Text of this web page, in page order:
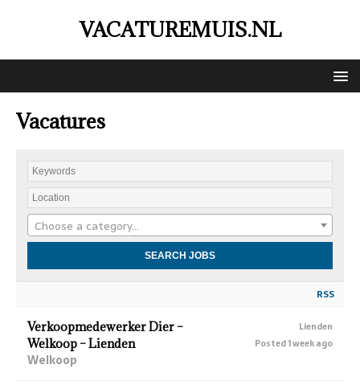
VACATUREMUIS.NL
Vacatures
Choose a category…
RSS
Verkoopmedewerker Dier –
Welkoop – Lienden
Welkoop
Lienden
Posted 1 week ago